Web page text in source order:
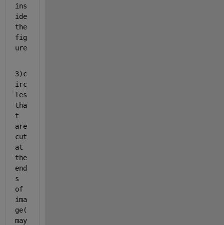
ins
ide
the
fig
ure
3)c
irc
les
tha
t
are
cut
at
the
end
s
of
ima
ge(
may